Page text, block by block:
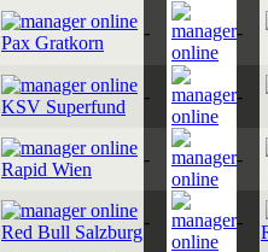
Pax Gratkorn
- -
KSV Superfund
- -
Rapid Wien
- -
Red Bull Salzburg
- -